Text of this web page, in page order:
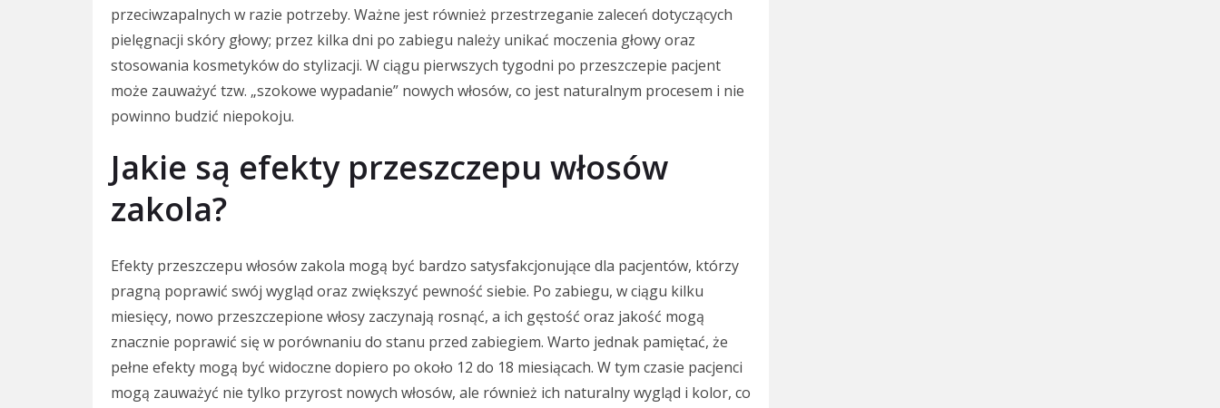
przeciwzapalnych w razie potrzeby. Ważne jest również przestrzeganie zaleceń dotyczących
pielęgnacji skóry głowy; przez kilka dni po zabiegu należy unikać moczenia głowy oraz
stosowania kosmetyków do stylizacji. W ciągu pierwszych tygodni po przeszczepie pacjent
może zauważyć tzw. „szokowe wypadanie” nowych włosów, co jest naturalnym procesem i nie
powinno budzić niepokoju.
Jakie są efekty przeszczepu włosów
zakola?
Efekty przeszczepu włosów zakola mogą być bardzo satysfakcjonujące dla pacjentów, którzy
pragną poprawić swój wygląd oraz zwiększyć pewność siebie. Po zabiegu, w ciągu kilku
miesięcy, nowo przeszczepione włosy zaczynają rosnąć, a ich gęstość oraz jakość mogą
znacznie poprawić się w porównaniu do stanu przed zabiegiem. Warto jednak pamiętać, że
pełne efekty mogą być widoczne dopiero po około 12 do 18 miesiącach. W tym czasie pacjenci
mogą zauważyć nie tylko przyrost nowych włosów, ale również ich naturalny wygląd i kolor, co